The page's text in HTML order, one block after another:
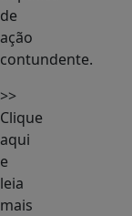
de
ação
contundente.
>>
Clique
aqui
e
leia
mais